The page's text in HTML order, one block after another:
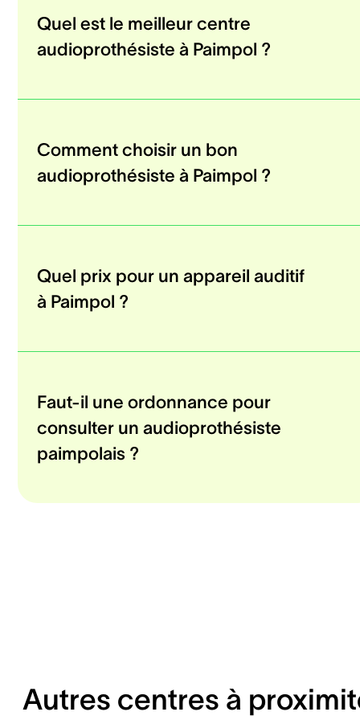
Quel est le meilleur centre
audioprothésiste à Paimpol ?
Comment choisir un bon
audioprothésiste à Paimpol ?
Quel prix pour un appareil auditif
à Paimpol ?
Faut-il une ordonnance pour
consulter un audioprothésiste
paimpolais ?
Autres centres à